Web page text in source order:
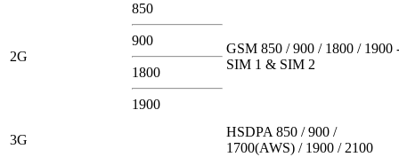
2G
850
900
1800
1900
GSM 850 / 900 / 1800 / 1900
SIM 1 & SIM 2
3G
HSDPA 850 / 900 /
1700(AWS) / 1900 / 2100